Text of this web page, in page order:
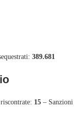
389.681
15 – Sanzioni